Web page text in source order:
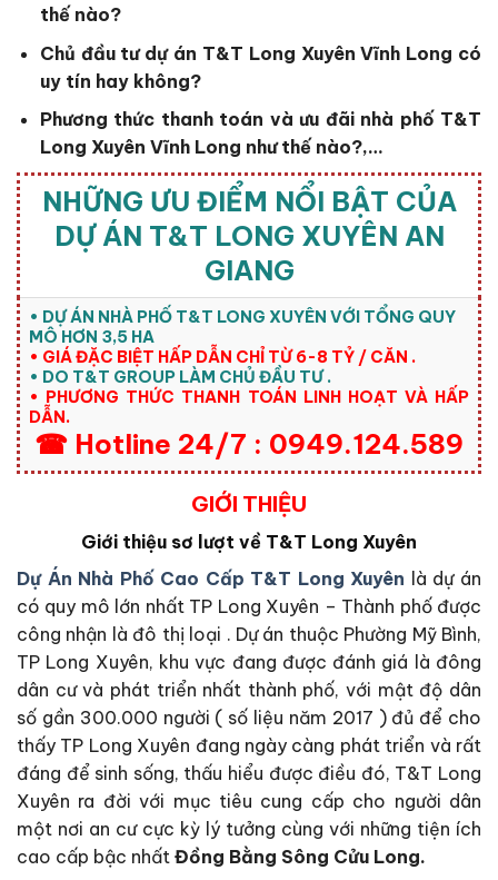
thế nào?
Chủ đầu tư dự án T&T Long Xuyên Vĩnh Long có
uy tín hay không?
Phương thức thanh toán và ưu đãi nhà phố T&T
Long Xuyên Vĩnh Long như thế nào?,…
NHỮNG ƯU ĐIỂM NỔI BẬT CỦA
DỰ ÁN T&T LONG XUYÊN AN
GIANG
• DỰ ÁN NHÀ PHỐ T&T LONG XUYÊN VỚI TỔNG QUY
MÔ HƠN 3,5 HA
• GIÁ ĐẶC BIỆT HẤP DẪN CHỈ TỪ 6-8 TỶ / CĂN .
• DO T&T GROUP LÀM CHỦ ĐẦU TƯ .
• PHƯƠNG THỨC THANH TOÁN LINH HOẠT VÀ HẤP
DẪN.
☎ Hotline 24/7 : 0949.124.589
GIỚI THIỆU
Giới thiệu sơ lượt về T&T Long Xuyên
Dự Án Nhà Phố Cao Cấp T&T Long Xuyên là dự án
có quy mô lớn nhất TP Long Xuyên – Thành phố được
công nhận là đô thị loại . Dự án thuộc Phường Mỹ Bình,
TP Long Xuyên, khu vực đang được đánh giá là đông
dân cư và phát triển nhất thành phố, với mật độ dân
số gần 300.000 người ( số liệu năm 2017 ) đủ để cho
thấy TP Long Xuyên đang ngày càng phát triển và rất
đáng để sinh sống, thấu hiểu được điều đó, T&T Long
Xuyên ra đời với mục tiêu cung cấp cho người dân
một nơi an cư cực kỳ lý tưởng cùng với những tiện ích
cao cấp bậc nhất Đồng Bằng Sông Cửu Long.